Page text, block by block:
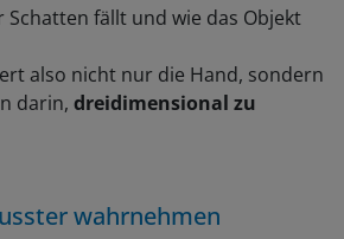
fällt und wie das Objekt
also nicht nur die Hand, sondern
darin, dreidimensional zu
wahrnehmen